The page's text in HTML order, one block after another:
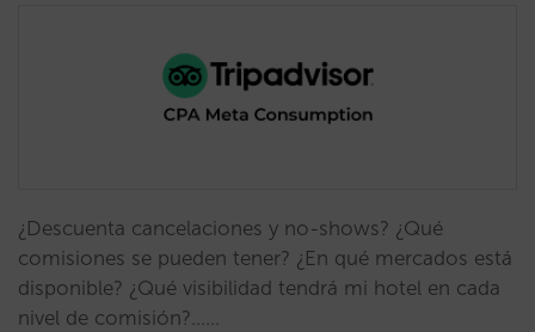
¿Descuenta cancelaciones y no-shows? ¿Qué
comisiones se pueden tener? ¿En qué mercados está
disponible? ¿Qué visibilidad tendrá mi hotel en cada
nivel de comisión?...…